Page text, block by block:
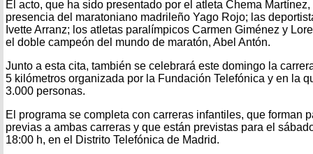
El acto, que ha sido presentado por el atleta Chema
presencia del maratoniano madrileño Yago Rojo; las
Ivette Arranz; los atletas paralímpicos Carmen Giménez y
el doble campeón del mundo de maratón, Abel Antón.
Junto a esta cita, también se celebrará este domingo la
5 kilómetros organizada por la Fundación Telefónica y en la
3.000 personas.
El programa se completa con carreras infantiles, que forman
previas a ambas carreras y que están previstas para el
18:00 h, en el Distrito Telefónica de Madrid.